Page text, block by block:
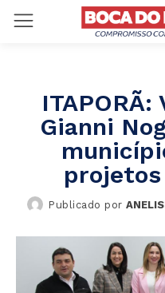
Gianni
Publicado por